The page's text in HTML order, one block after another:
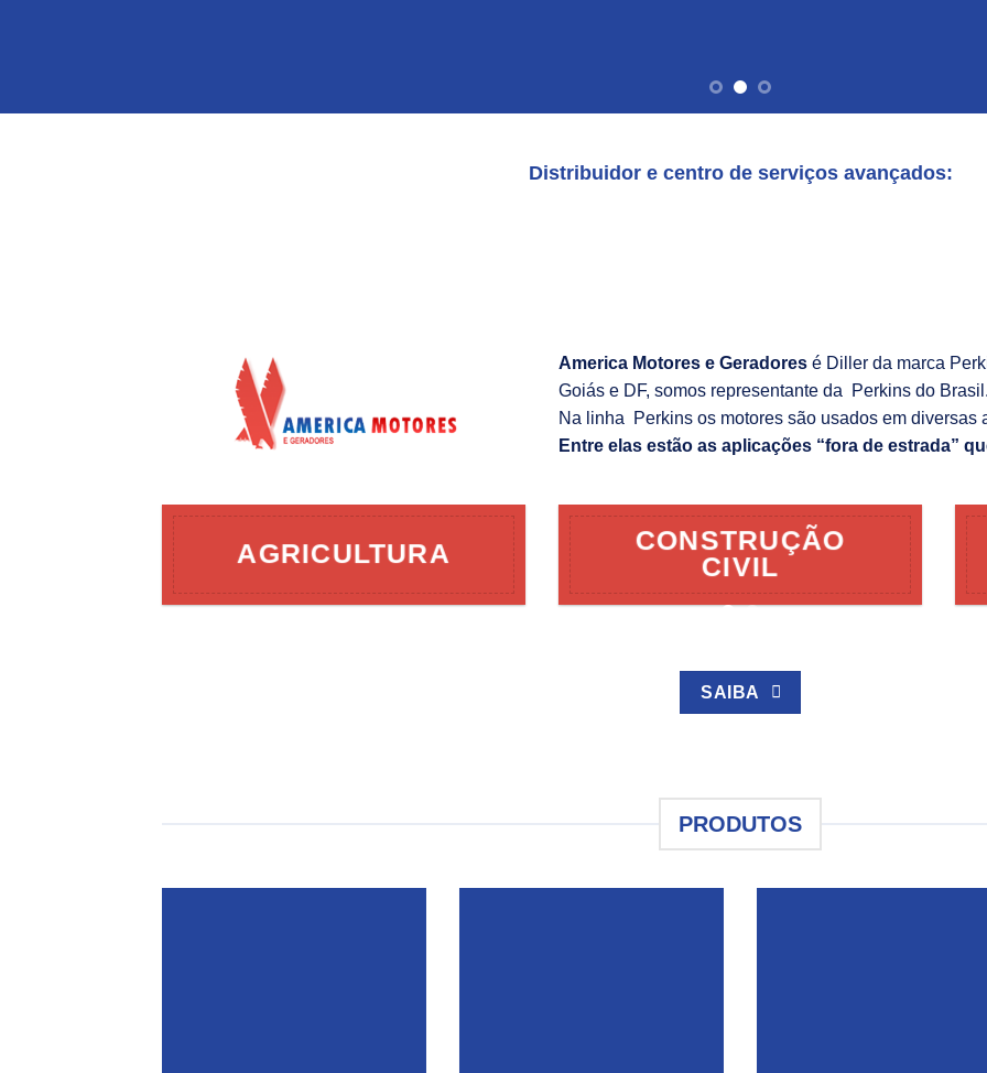
Distribuidor e centro de serviços avançados:
America Motores e Geradores é Diller da marca
Goiás e DF, somos representante da Perkins do Brasil.
Na linha Perkins os motores são usados em diversas
Entre elas estão as aplicações “fora de estrada”
AGRICULTURA
CONSTRUÇÃO
CIVIL
SAIBA
PRODUTOS